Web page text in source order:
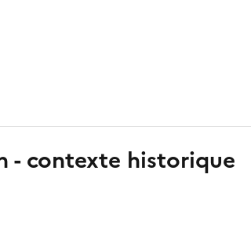
- contexte historique